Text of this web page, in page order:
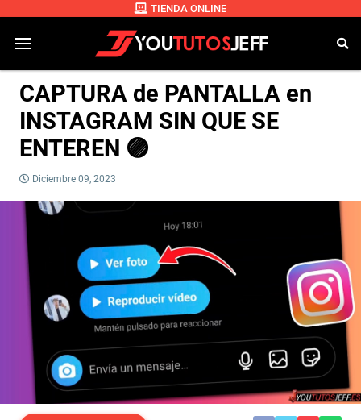
TIENDA ONLINE
CAPTURA de PANTALLA en
INSTAGRAM SIN QUE SE
ENTEREN 🟣
Diciembre 09, 2023